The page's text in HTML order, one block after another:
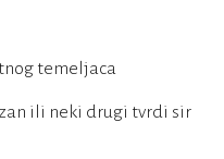
temeljaca
ili neki drugi tvrdi sir